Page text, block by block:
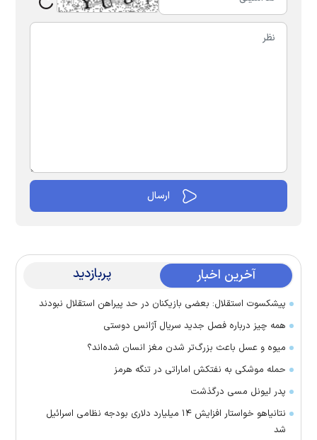
آخرین اخبار پربازدید
پیشکسوت استقلال: بعضی بازیکنان در حد پیراهن استقلال نبودند
همه چیز درباره فصل جدید سریال آژانس دوستی
میوه و عسل باعث بزرگ‌تر شدن مغز انسان شده‌اند؟
حمله موشکی به نفتکش اماراتی در تنگه هرمز
پدر لیونل مسی درگذشت
نتانیاهو خواستار افزایش ۱۴ میلیارد دلاری بودجه نظامی اسرائیل
شد